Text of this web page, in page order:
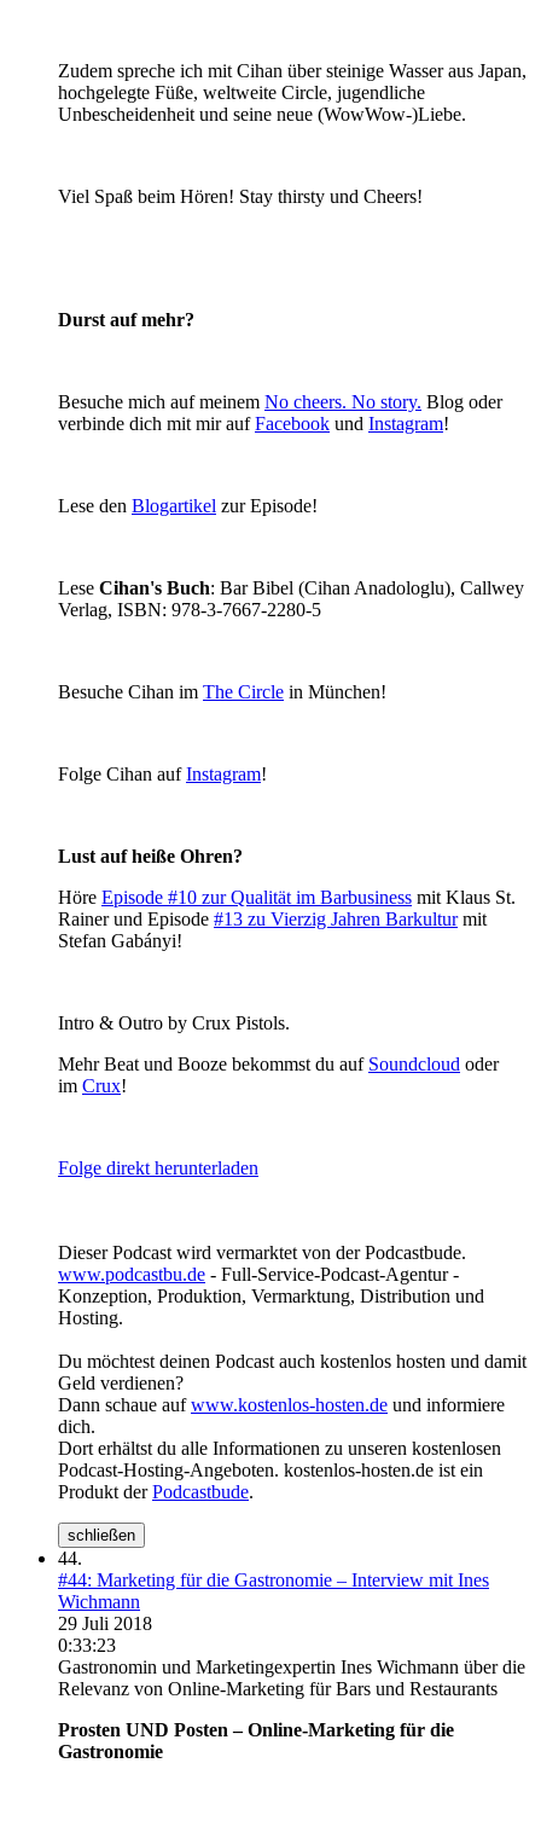
Zudem spreche ich mit Cihan über steinige Wasser aus Japan,
hochgelegte Füße, weltweite Circle, jugendliche
Unbescheidenheit und seine neue (WowWow-)Liebe.
Viel Spaß beim Hören! Stay thirsty und Cheers!
Durst auf mehr?
Besuche mich auf meinem No cheers. No story. Blog oder
verbinde dich mit mir aufFacebook und Instagram!
Lese den Blogartikel zur Episode!
Lese Cihan's Buch: Bar Bibel (Cihan Anadologlu), Callwey
Verlag, ISBN: 978-3-7667-2280-5
Besuche Cihan im The Circle in München!
Folge Cihan aufInstagram!
Lust auf heiße Ohren?
Höre Episode #10 zur Qualität im Barbusiness mit Klaus St.
Rainer und Episode #13 zu Vierzig Jahren Barkulturmit
Stefan Gabányi!
Intro & Outro by Crux Pistols.
Mehr Beat und Booze bekommst du auf Soundcloud oder
im Crux!
Folge direkt herunterladen
Dieser Podcast wird vermarktet von der Podcastbude.
www.podcastbu.de - Full-Service-Podcast-Agentur -
Konzeption, Produktion, Vermarktung, Distribution und
Hosting.
Du möchtest deinen Podcast auch kostenlos hosten und damit
Geld verdienen?
Dann schaue aufwww.kostenlos-hosten.de und informiere
dich.
Dort erhältst du alle Informationen zu unseren kostenlosen
Podcast-Hosting-Angeboten. kostenlos-hosten.de ist ein
Produkt derPodcastbude.
schließen
44.
#44: Marketing für die Gastronomie – Interview mit Ines
Wichmann
29 Juli 2018
0:33:23
Gastronomin und Marketingexpertin Ines Wichmann über die
Relevanz von Online-Marketing für Bars und Restaurants
Prosten UND Posten – Online-Marketing für die
Gastronomie